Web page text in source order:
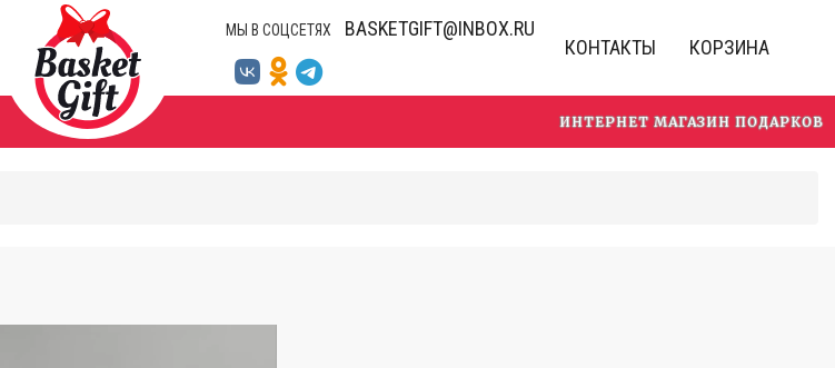
МЫ В СОЦСЕТЯХ
BASKETGIFT@INBOX.RU
КОНТАКТЫ
КОРЗИНА
ИНТЕРНЕТ МАГАЗИН ПОДАРКОВ